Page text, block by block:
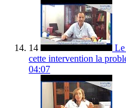
14
cette intervention la
04:07